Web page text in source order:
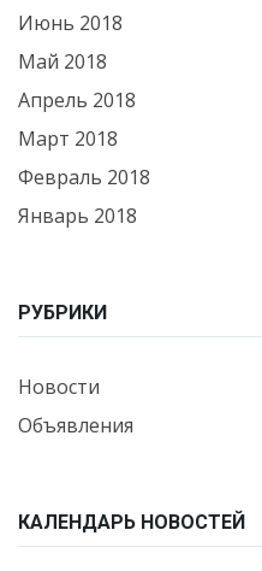
Июнь 2018
Май 2018
Апрель 2018
Март 2018
Февраль 2018
Январь 2018
РУБРИКИ
Новости
Объявления
КАЛЕНДАРЬ НОВОСТЕЙ